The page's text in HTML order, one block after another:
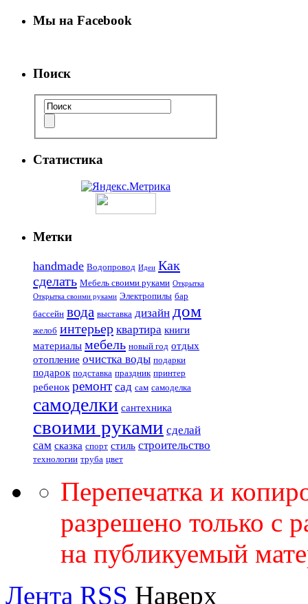
Мы на Facebook
Поиск
Статистика
Метки
handmade Водопровод Идеи Как
сделать Мебель своими руками Открытка
Открытка своими руками Электропилы бар
бассейн вода выставка дизайн дом
желоб интерьер квартира книги
материалы мебель новый год отдых
отопление очистка воды подарки
подарок подставка праздник принтер
ребенок ремонт сад сам самоделка
самоделки сантехника
своими руками сделай
сам сказка спорт стиль строительство
технологии труба цвет
Перепечатка и
разрешено только с
на публикуемый
Лента RSS Наверх